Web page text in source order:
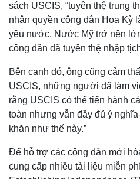
sách USCIS, “tuyên thệ trung
nhận quyền công dân Hoa Kỳ
yêu nước. Nước Mỹ trở nên
công dân đã tuyên thệ nhập
Bên cạnh đó, ông cũng cảm
USCIS, những người đã làm
rằng USCIS có thể tiến hành
toàn nhưng vẫn đầy đủ ý
khăn như thế này.”
Để hỗ trợ các công dân mới
cung cấp nhiều tài liệu miễn